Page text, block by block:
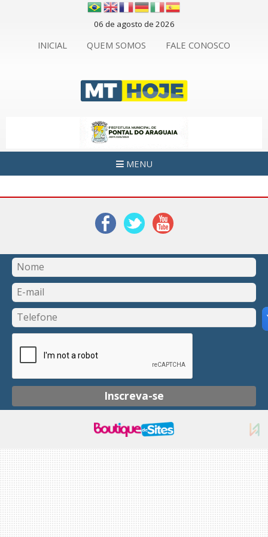
06 de agosto de 2026
INICIAL QUEM SOMOS FALE CONOSCO
MENU
Inscreva-se